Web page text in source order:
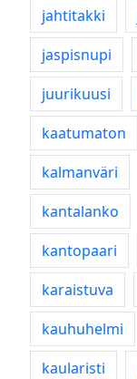
jahtitakki
jaspisnupi
juurikuusi
kaatumaton
kalmanväri
kantalanko
kantopaari
karaistuva
kauhuhelmi
kaularisti